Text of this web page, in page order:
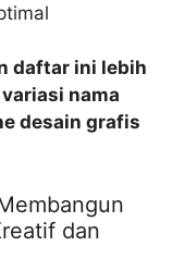
daftar ini lebih
nama
desain grafis
dan